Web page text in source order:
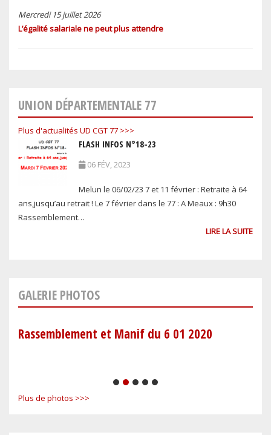
Mercredi 15 juillet 2026
L’égalité salariale ne peut plus attendre
UNION DÉPARTEMENTALE 77
Plus d'actualités UD CGT 77 >>>
FLASH INFOS N°18-23
06 FÉV, 2023
Melun le 06/02/23 7 et 11 février : Retraite à 64
ans,jusqu’au retrait ! Le 7 février dans le 77 : A Meaux : 9h30
Rassemblement…
LIRE LA SUITE
GALERIE PHOTOS
Retraite aux flambeaux
Plus de photos >>>